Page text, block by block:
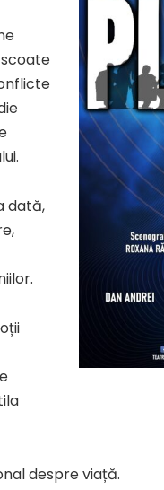
dată,
despre viață.